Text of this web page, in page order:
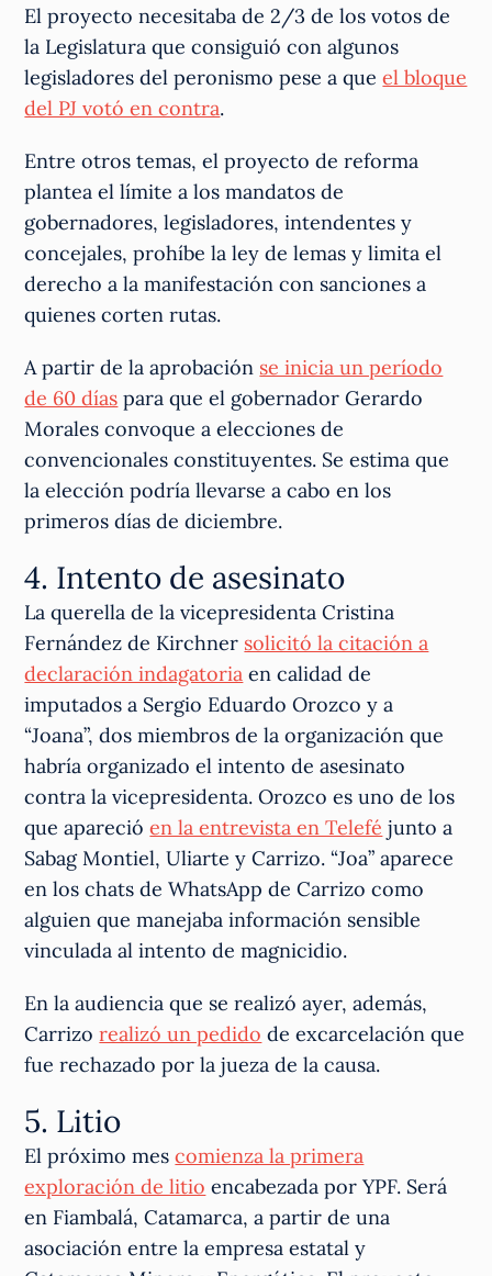
El proyecto necesitaba de 2/3 de los votos de
la Legislatura que consiguió con algunos
legisladores del peronismo pese a queel bloque
del PJ votó en contra.
Entre otros temas, el proyecto de reforma
plantea el límite a los mandatos de
gobernadores, legisladores, intendentes y
concejales, prohíbe la ley de lemas y limita el
derecho a la manifestación con sanciones a
quienes corten rutas.
A partir de la aprobación se inicia un período
de 60 días para que el gobernador Gerardo
Morales convoque a elecciones de
convencionales constituyentes. Se estima que
la elección podría llevarse a cabo en los
primeros días de diciembre.
4. Intento de asesinato
La querella de la vicepresidenta Cristina
Fernández de Kirchner solicitó la citación a
declaración indagatoria en calidad de
imputados a Sergio Eduardo Orozco y a
“Joana”, dos miembros de la organización que
habría organizado el intento de asesinato
contra la vicepresidenta. Orozco es uno de los
que aparecióen la entrevista en Telefé junto a
Sabag Montiel, Uliarte y Carrizo. “Joa” aparece
en los chats de WhatsApp de Carrizo como
alguien que manejaba información sensible
vinculada al intento de magnicidio.
En la audiencia que se realizó ayer, además,
Carrizorealizó un pedido de excarcelación que
fue rechazado por la jueza de la causa.
5. Litio
El próximo mescomienza la primera
exploración de litio encabezada por YPF. Será
en Fiambalá, Catamarca, a partir de una
asociación entre la empresa estatal y